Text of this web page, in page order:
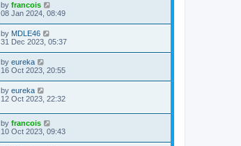
by francois
08 Jan 2024, 08:49
by MDLE46
31 Dec 2023, 05:37
by eureka
16 Oct 2023, 20:55
by eureka
12 Oct 2023, 22:32
by francois
10 Oct 2023, 09:43